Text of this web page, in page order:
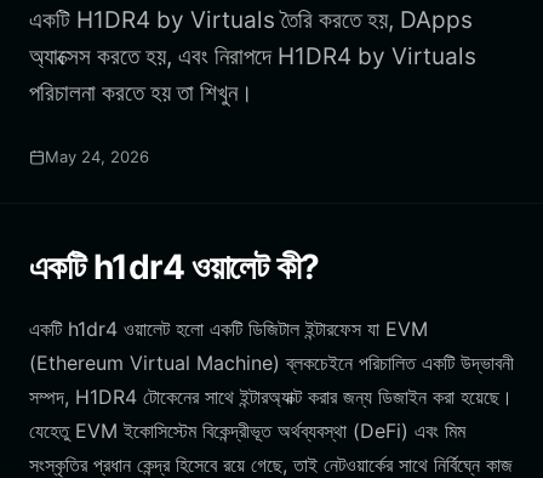
একটি H1DR4 by Virtuals তৈরি করতে হয়, DApps
অ্যাক্সেস করতে হয়, এবং নিরাপদে H1DR4 by Virtuals
পরিচালনা করতে হয় তা শিখুন।
May 24, 2026
একটি h1dr4 ওয়ালেট কী?
একটি h1dr4 ওয়ালেট হলো একটি ডিজিটাল ইন্টারফেস যা EVM
(Ethereum Virtual Machine) ব্লকচেইনে পরিচালিত একটি উদ্ভাবনী
সম্পদ, H1DR4 টোকেনের সাথে ইন্টারঅ্যাক্ট করার জন্য ডিজাইন করা হয়েছে।
যেহেতু EVM ইকোসিস্টেম বিকেন্দ্রীভূত অর্থব্যবস্থা (DeFi) এবং মিম
সংস্কৃতির প্রধান কেন্দ্র হিসেবে রয়ে গেছে, তাই নেটওয়ার্কের সাথে নির্বিঘ্নে কাজ